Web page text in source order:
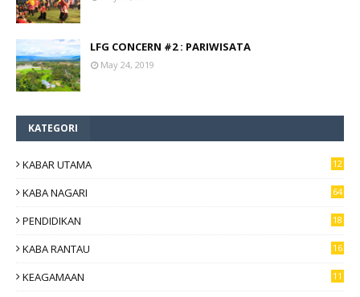
LFG CONCERN #2 : PARIWISATA
May 24, 2019
KATEGORI
KABAR UTAMA
12
KABA NAGARI 64
PENDIDIKAN 18
KABA RANTAU 16
KEAGAMAAN 11